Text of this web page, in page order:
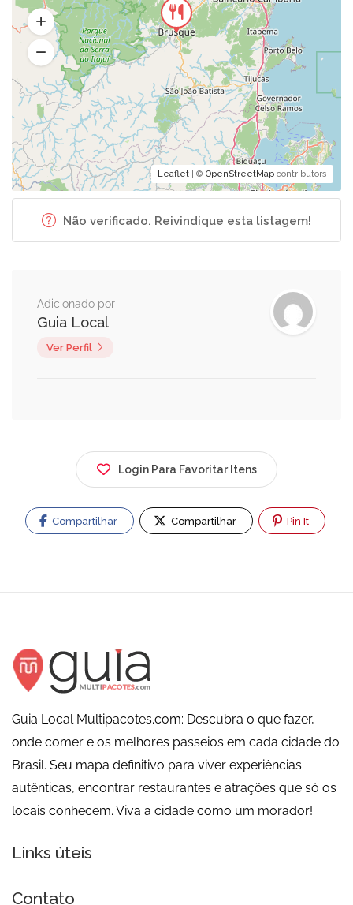
Leaflet | © OpenStreetMap contributors
Não verificado. Reivindique esta listagem!
Adicionado por
Guia Local
Ver Perfil
Login Para Favoritar Itens
Compartilhar Compartilhar Pin It
Guia Local Multipacotes.com: Descubra o que fazer,
onde comer e os melhores passeios em cada cidade do
Brasil. Seu mapa definitivo para viver experiências
autênticas, encontrar restaurantes e atrações que só os
locais conhecem. Viva a cidade como um morador!
Links úteis
Contato